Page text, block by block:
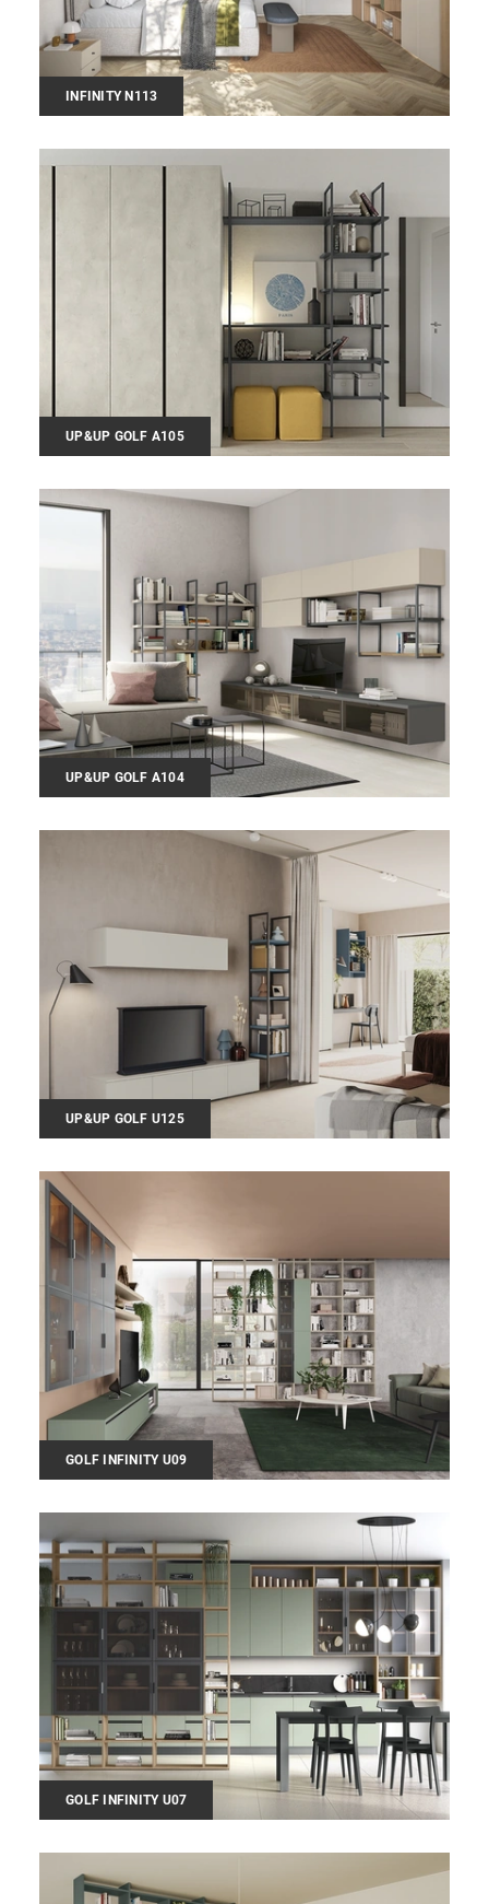
INFINITY N113
UP&UP GOLF A105
UP&UP GOLF A104
UP&UP GOLF U125
GOLF INFINITY U09
GOLF INFINITY U07